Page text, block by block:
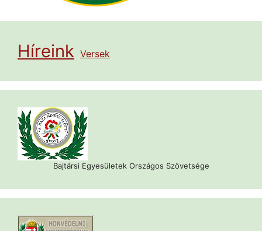
Híreink Versek
Bajtársi Egyesületek Országos Szövetsége